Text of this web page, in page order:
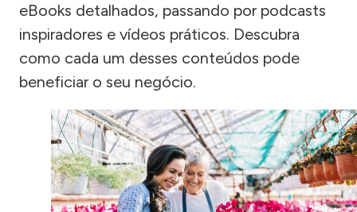
eBooks detalhados, passando por podcasts
inspiradores e vídeos práticos. Descubra
como cada um desses conteúdos pode
beneficiar o seu negócio.